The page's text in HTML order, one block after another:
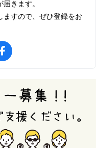
きます。
ますので、ぜひ登録をお